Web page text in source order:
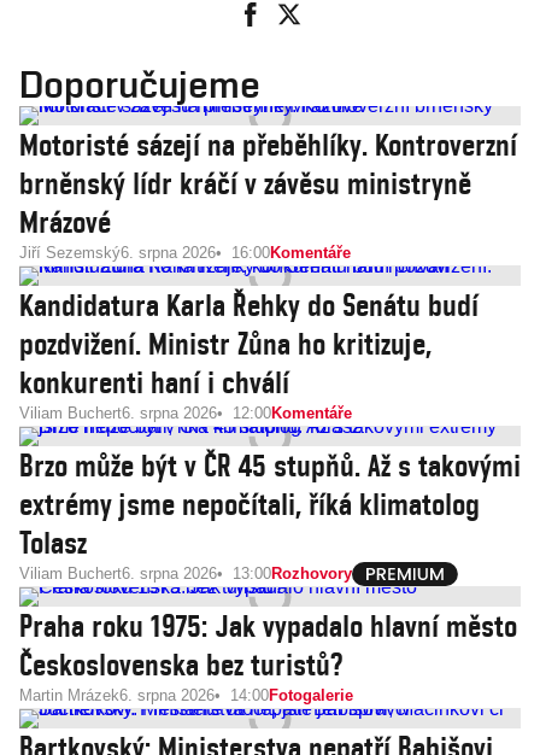
Doporučujeme
Motoristé sázejí na přeběhlíky. Kontroverzní
brněnský lídr kráčí v závěsu ministryně
Mrázové
Jiří Sezemský6. srpna 2026 16:00Komentáře
Kandidatura Karla Řehky do Senátu budí
pozdvižení. Ministr Zůna ho kritizuje,
konkurenti haní i chválí
Viliam Buchert6. srpna 2026 12:00Komentáře
Brzo může být v ČR 45 stupňů. Až s takovými
extrémy jsme nepočítali, říká klimatolog
Tolasz
Viliam Buchert6. srpna 2026 13:00Rozhovory
Praha roku 1975: Jak vypadalo hlavní město
Československa bez turistů?
Martin Mrázek6. srpna 2026 14:00Fotogalerie
Bartkovský: Ministerstva nepatří Babišovi,